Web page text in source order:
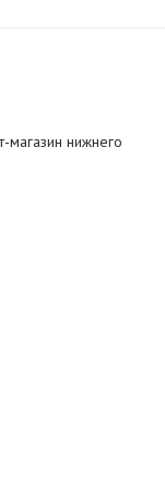
нижнего